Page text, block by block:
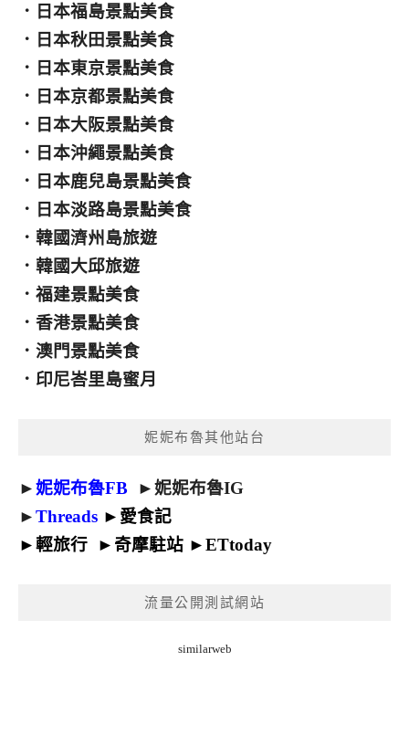
． 日本福島景點美食
． 日本秋田景點美食
． 日本東京景點美食
． 日本京都景點美食
． 日本大阪景點美食
． 日本沖繩景點美食
． 日本鹿兒島景點美食
． 日本淡路島景點美食
． 韓國濟州島旅遊
． 韓國大邱旅遊
． 福建景點美食
． 香港景點美食
． 澳門景點美食
． 印尼峇里島蜜月
妮妮布魯其他站台
►妮妮布魯FB ►妮妮布魯IG
►Threads ► 愛食記
►輕旅行 ► 奇摩駐站 ►ETtoday
流量公開測試網站
similarweb